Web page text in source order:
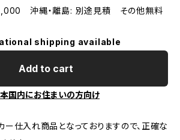
1,000 沖縄・離島: 別途見積 その他無料
shipping available
Add to cart
国内にお住まいの方向け
ー仕入れ商品となっておりますので、正確な